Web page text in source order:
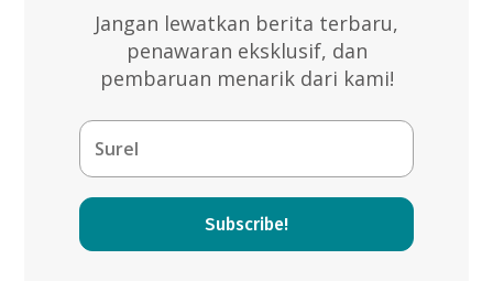
Jangan lewatkan berita terbaru,
penawaran eksklusif, dan
pembaruan menarik dari kami!
Subscribe!